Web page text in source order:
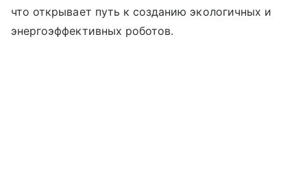
что открывает путь к созданию экологичных и
энергоэффективных роботов.